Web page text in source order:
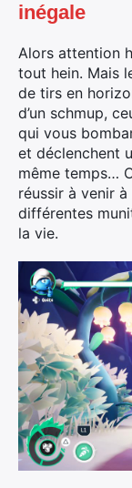
inégale
Alors attention
tout hein. Mais
de tirs en
d’un schmup,
qui vous
et déclenchent
même temps…
réussir à venir
différentes
la vie.